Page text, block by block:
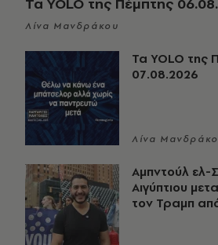
Λίνα Μανδράκου
Τα YOLO της
07.08.2026
Λίνα
Αμπντούλ ελ-
Αιγύπτιου
τον Τραμπ